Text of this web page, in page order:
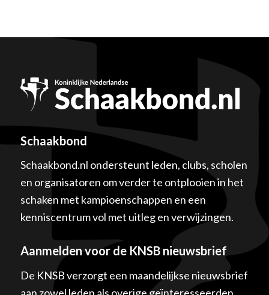
Schaakbond
Schaakbond.nl ondersteunt leden, clubs, scholen
en organisatoren om verder te ontplooien in het
schaken met kampioenschappen en een
kenniscentrum vol met uitleg en verwijzingen.
Aanmelden voor de KNSB nieuwsbrief
De KNSB verzorgt een maandelijkse nieuwsbrief
aan zowel leden als overige geïnteresseerden.